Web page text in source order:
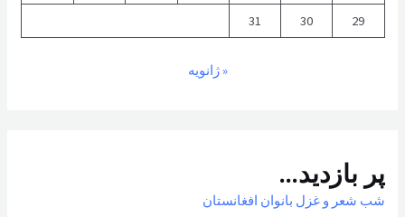
29
30
31
« ژانویه
پر بازدید...
شب شعر و غزل بانوان افغانستان